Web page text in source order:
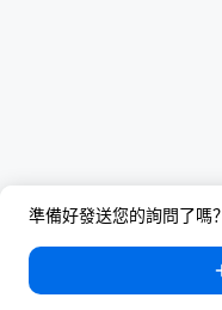
準備好發送您的詢問了嗎？